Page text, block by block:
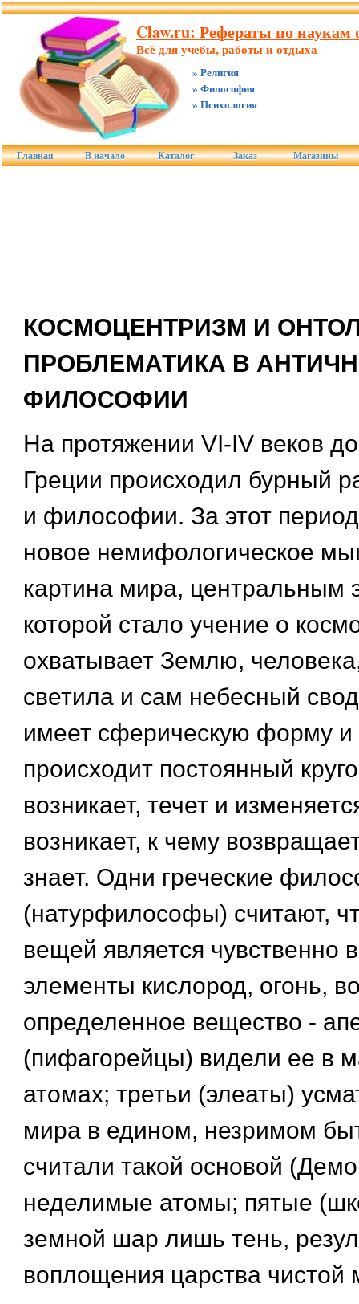
Claw.ru: Рефераты по наукам
Всё для учебы, работы и отдыха
» Религия
» Философия
» Психология
Главная В начало Каталог Заказ Магазины
КОСМОЦЕНТРИЗМ И
ПРОБЛЕМАТИКА В
ФИЛОСОФИИ
На протяжении VI-IV веков
Греции происходил бурный
и философии. За этот
новое немифологическое
картина мира, центральным
которой стало учение о
охватывает Землю,
светила и сам небесный
имеет сферическую форму и
происходит постоянный
возникает, течет и
возникает, к чему
знает. Одни греческие
(натурфилософы) считают,
вещей является чувственно
элементы кислород, огонь,
определенное вещество -
(пифагорейцы) видели ее в
атомах; третьи (элеаты)
мира в едином, незримом
считали такой основой
неделимые атомы; пятые
земной шар лишь тень,
воплощения царства чистой